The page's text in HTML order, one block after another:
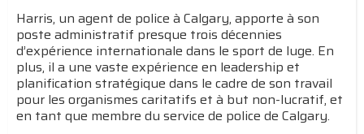
Harris, un agent de police à Calgary, apporte à son
poste administratif presque trois décennies
d’expérience internationale dans le sport de luge. En
plus, il a une vaste expérience en leadership et
planification stratégique dans le cadre de son travail
pour les organismes caritatifs et à but non-lucratif, et
en tant que membre du service de police de Calgary.